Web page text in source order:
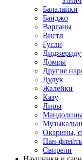
Балалайки
Банджо
Варганы
Вистл
Гусли
Диджериду
Домры
Другие
Дудук
Жалейки
Казу
Лиры
Окарины,
Пан-
Свирели